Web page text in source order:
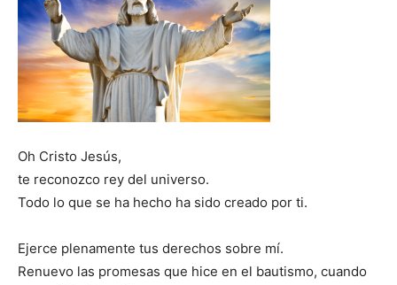
Oh Cristo Jesús,
te reconozco rey del universo.
Todo lo que se ha hecho ha sido creado por ti.
Ejerce plenamente tus derechos sobre mí.
Renuevo las promesas que hice en el bautismo, cuando